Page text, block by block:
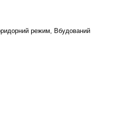
режим, Вбудований